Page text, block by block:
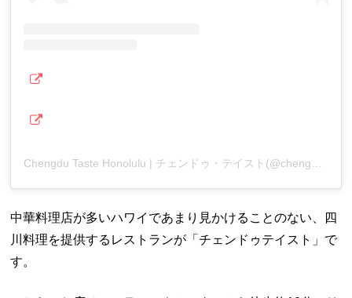
中華料理店が多いハワイであまり見かけることのない、四
川料理を提供するレストランが「チェンドゥテイスト」で
す。